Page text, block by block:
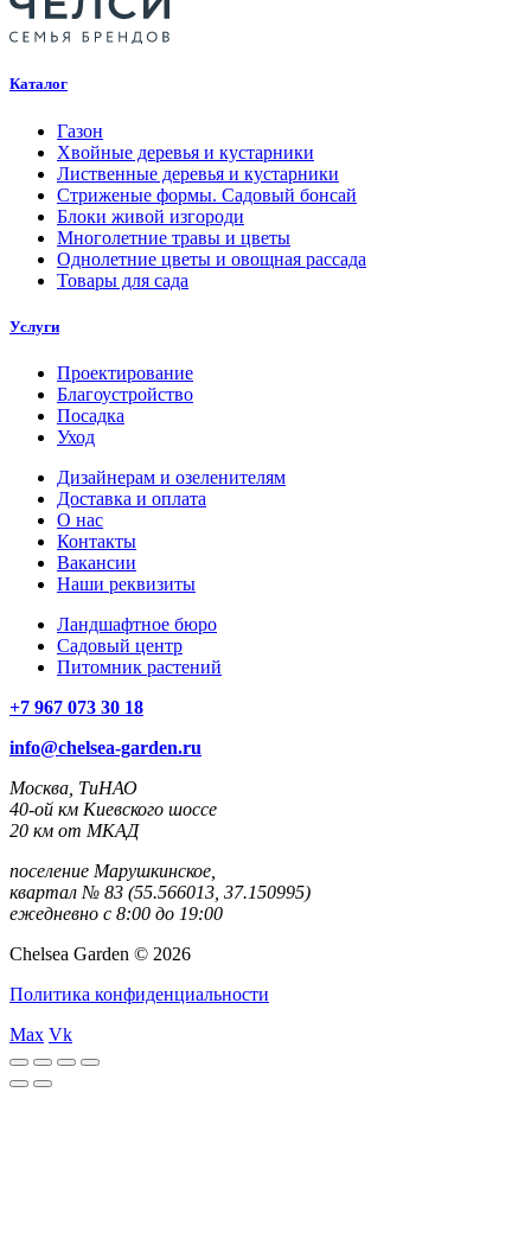
Каталог
Газон
Хвойные деревья и кустарники
Лиственные деревья и кустарники
Стриженые формы. Садовый бонсай
Блоки живой изгороди
Многолетние травы и цветы
Однолетние цветы и овощная рассада
Товары для сада
Услуги
Проектирование
Благоустройство
Посадка
Уход
Дизайнерам и озеленителям
Доставка и оплата
О нас
Контакты
Вакансии
Наши реквизиты
Ландшафтное бюро
Садовый центр
Питомник растений
+7 967 073 30 18
info@chelsea-garden.ru
Москва, ТиНАО
40-ой км Киевского шоссе
20 км от МКАД
поселение Марушкинское,
квартал № 83 (55.566013, 37.150995)
ежедневно с 8:00 до 19:00
Chelsea Garden © 2026
Политика конфиденциальности
Max Vk